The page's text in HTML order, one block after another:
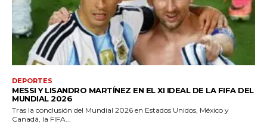
DEPORTES
MESSI Y LISANDRO MARTÍNEZ EN EL XI IDEAL DE LA FIFA DEL
MUNDIAL 2026
Tras la conclusión del Mundial 2026 en Estados Unidos, México y
Canadá, la FIFA...